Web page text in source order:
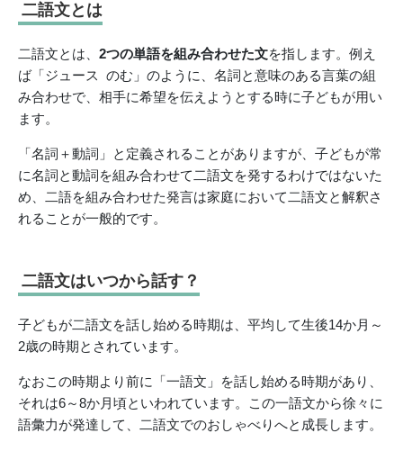
二語文とは
二語文とは、 2つの単語を組み合わせた文を指します。例え
ば「ジュース のむ」のように、名詞と意味のある言葉の組
み合わせで、相手に希望を伝えようとする時に子どもが用い
ます。
「名詞＋動詞」と定義されることがありますが、子どもが常
に名詞と動詞を組み合わせて二語文を発するわけではないた
め、二語を組み合わせた発言は家庭において二語文と解釈さ
れることが一般的です。
二語文はいつから話す？
子どもが二語文を話し始める時期は、平均して生後14か月～
2歳の時期とされています。
なおこの時期より前に「一語文」を話し始める時期があり、
それは6～8か月頃といわれています。この一語文から徐々に
語彙力が発達して、二語文でのおしゃべりへと成長します。